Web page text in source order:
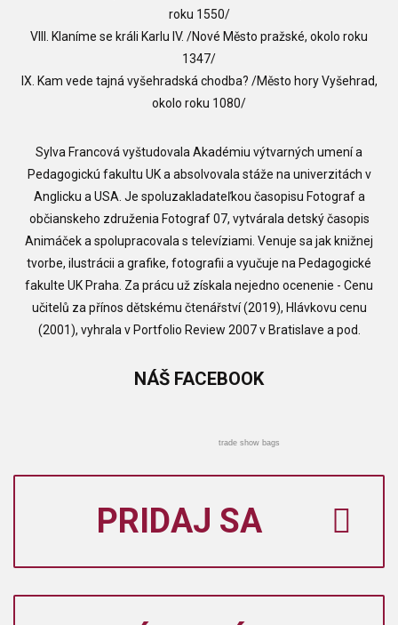
roku 1550/
VIII. Klaníme se králi Karlu IV. /Nové Město pražské, okolo roku
1347/
IX. Kam vede tajná vyšehradská chodba? /Město hory Vyšehrad,
okolo roku 1080/
Sylva Francová vyštudovala Akadémiu výtvarných umení a
Pedagogickú fakultu UK a absolvovala stáže na univerzitách v
Anglicku a USA. Je spoluzakladateľkou časopisu Fotograf a
občianskeho združenia Fotograf 07, vytvárala detský časopis
Animáček a spolupracovala s televíziami. Venuje sa jak knižnej
tvorbe, ilustrácii a grafike, fotografii a vyučuje na Pedagogické
fakulte UK Praha. Za prácu už získala nejedno ocenenie - Cenu
učitelů za přínos dětskému čtenářství (2019), Hlávkovu cenu
(2001), vyhrala v Portfolio Review 2007 v Bratislave a pod.
NÁŠ FACEBOOK
trade show bags
PRIDAJ SA